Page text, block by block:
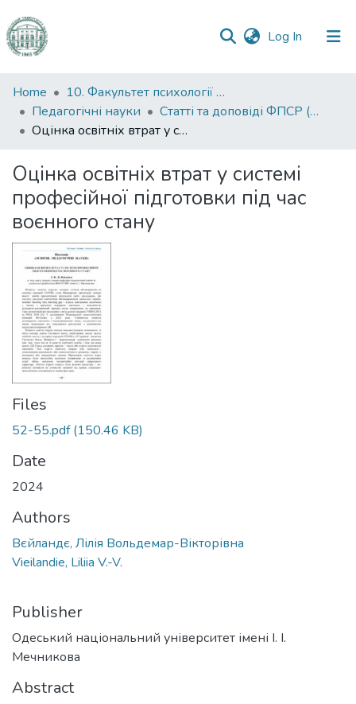
Log In (current)
Communities
&
Collections
Statistics
Home
10. Факультет психології та соціальної роботи
Педагогічні науки
Статті та доповіді ФПСР (Педагогічні науки)
Оцінка освітніх втрат у системі професійної підготовки під час воєнного стану
Оцінка освітніх втрат у системі
професійної підготовки під час
воєнного стану
Files
52-55.pdf(150.46 KB)
Date
2024
Authors
Вєйландє, Лілія Вольдемар-Вікторівна
Vieilandie, Liliia V.-V.
Publisher
Одеський національний університет імені І. І.
Мечникова
Abstract